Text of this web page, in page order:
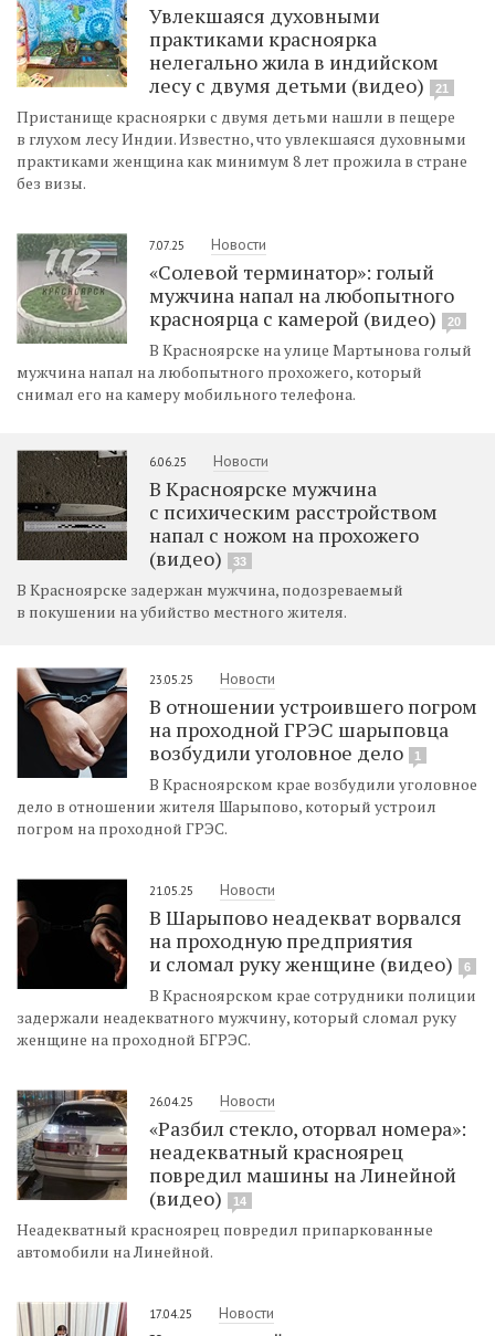
Увлекшаяся духовными
практиками красноярка
нелегально жила в индийском
лесу с двумя детьми (видео)
21
Пристанище красноярки с двумя детьми нашли в пещере
в глухом лесу Индии. Известно, что увлекшаяся духовными
практиками женщина как минимум 8 лет прожила в стране
без визы.
7.07.25 Новости
«Солевой терминатор»: голый
мужчина напал на любопытного
красноярца с камерой (видео)
20
В Красноярске на улице Мартынова голый
мужчина напал на любопытного прохожего, который
снимал его на камеру мобильного телефона.
6.06.25 Новости
В Красноярске мужчина
с психическим расстройством
напал с ножом на прохожего
(видео)
33
В Красноярске задержан мужчина, подозреваемый
в покушении на убийство местного жителя.
23.05.25 Новости
В отношении устроившего погром
на проходной ГРЭС шарыповца
возбудили уголовное дело
1
В Красноярском крае возбудили уголовное
дело в отношении жителя Шарыпово, который устроил
погром на проходной ГРЭС.
21.05.25 Новости
В Шарыпово неадекват ворвался
на проходную предприятия
и сломал руку женщине (видео)
6
В Красноярском крае сотрудники полиции
задержали неадекватного мужчину, который сломал руку
женщине на проходной БГРЭС.
26.04.25 Новости
«Разбил стекло, оторвал номера»:
неадекватный красноярец
повредил машины на Линейной
(видео)
14
Неадекватный красноярец повредил припаркованные
автомобили на Линейной.
17.04.25 Новости